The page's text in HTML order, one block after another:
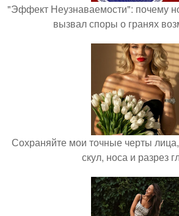
"Эффект Неузнаваемости": почему
вызвал споры о гранях
Сохраняйте мои точные черты
скул, носа и разрез